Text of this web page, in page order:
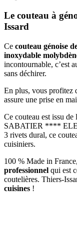
Le couteau à
Issard
Ce couteau génoise
inoxydable
incontournable, c’est
sans déchirer.
En plus, vous profitez
assure une prise en
Ce couteau est issu
SABATIER ****
3 rivets dural, ce
cuisiniers.
100 % Made in
professionnel qui est
coutelières. Thiers-
cuisines !